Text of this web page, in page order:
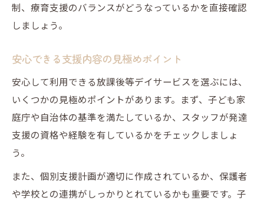
制、療育支援のバランスがどうなっているかを直接確認
しましょう。
安心できる支援内容の見極めポイント
安心して利用できる放課後等デイサービスを選ぶには、
いくつかの見極めポイントがあります。まず、子ども家
庭庁や自治体の基準を満たしているか、スタッフが発達
支援の資格や経験を有しているかをチェックしましょ
う。
また、個別支援計画が適切に作成されているか、保護者
や学校との連携がしっかりとれているかも重要です。子